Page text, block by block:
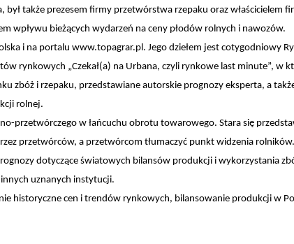
był także prezesem firmy przetwórstwa rzepaku oraz właścicielem
wpływu bieżących wydarzeń na ceny płodów rolnych i nawozów.
i na portalu www.topagrar.pl. Jego dziełem jest cotygodniowy
rynkowych „Czekał(a) na Urbana, czyli rynkowe last minute”, w
zbóż i rzepaku, przedstawiane autorskie prognozy eksperta, a
rolnej.
przetwórczego w łańcuchu obrotu towarowego. Stara się
przetwórców, a przetwórcom tłumaczyć punkt widzenia
dotyczące światowych bilansów produkcji i wykorzystania
uznanych instytucji.
historyczne cen i trendów rynkowych, bilansowanie produkcji w